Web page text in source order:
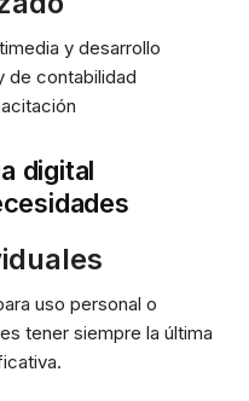
y desarrollo
de contabilidad
digital
uso personal o
tener siempre la última